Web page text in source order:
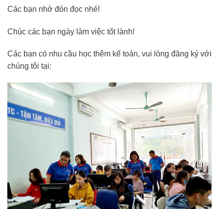
Các bạn nhớ đón đọc nhé!
Chúc các bạn ngày làm việc tốt lành!
Các bạn có nhu cầu học thêm kế toán, vui lòng đăng ký với
chúng tôi tại: